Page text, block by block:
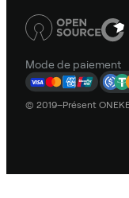
Mode de paiement
© 2019–Présent